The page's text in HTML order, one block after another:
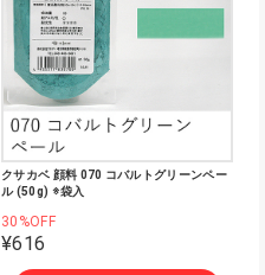
クサカベ 顔料 070 コバルトグリーンペー
ル (50g) ※袋入
30%OFF
¥616